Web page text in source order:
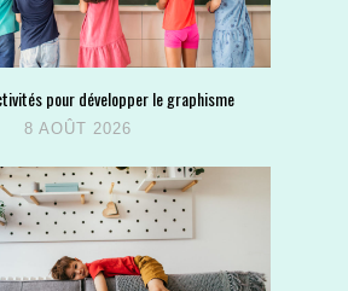
pour développer le graphisme
8 AOÛT 2026